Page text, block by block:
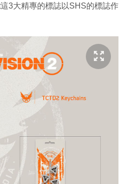
3大精專的標誌以SHS的標誌作